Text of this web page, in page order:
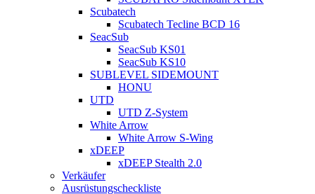
Scubatech
Scubatech Tecline BCD 16
SeacSub
SeacSub KS01
SeacSub KS10
SUBLEVEL SIDEMOUNT
HONU
UTD
UTD Z-System
White Arrow
White Arrow S-Wing
xDEEP
xDEEP Stealth 2.0
Verkäufer
Ausrüstungscheckliste